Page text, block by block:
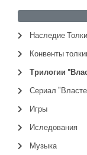
Наследие
Конвенты
Трилогии
Сериал
Игры
Иследования
Музыка